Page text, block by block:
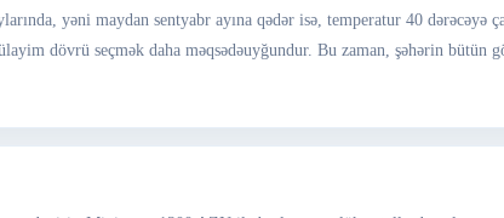
yəni maydan sentyabr ayına qədər isə, temperatur 40
dövrü seçmək daha məqsədəuyğundur. Bu zaman, şəhərin